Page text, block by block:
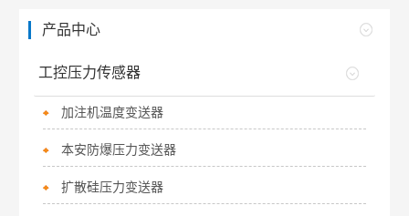
产品中心
工控压力传感器
加注机温度变送器
本安防爆压力变送器
扩散硅压力变送器